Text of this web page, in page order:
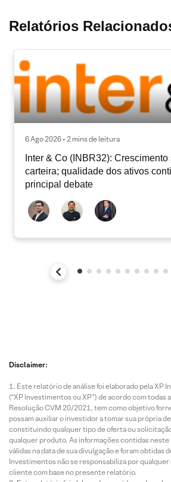
Relatórios
6 Ago 2026 • 2 mins de leitura
Inter & Co (INBR32):
carteira; qualidade dos ativos
principal debate
Disclaimer:
Este relatório de análise foi elaborado pela XP
(“XP Investimentos ou XP”) de acordo com todas
Resolução CVM 20/2021, tem como objetivo
possam auxiliar o investidor a tomar sua própria
constituindo qualquer tipo de oferta ou
qualquer produto. As informações contidas
válidas na data de sua divulgação e foram obtidas
Investimentos não se responsabiliza por
cliente com base no presente relatório.